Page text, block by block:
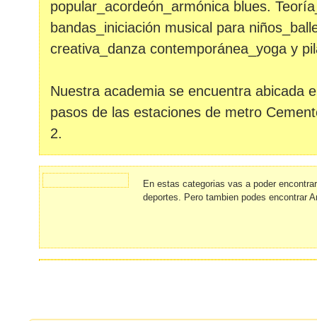
popular_acordeón_armónica blues.
bandas_iniciación musical para
creativa_danza contemporánea_yoga y
Nuestra academia se encuentra abicada
pasos de las estaciones de metro
2.
En estas categorias vas a poder
deportes. Pero tambien podes encontrar